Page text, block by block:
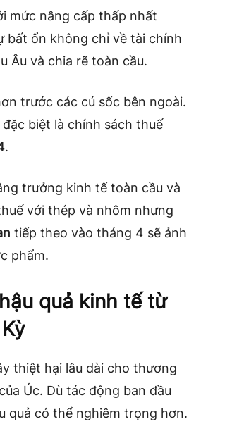
mức nâng cấp thấp nhất
bất ổn không chỉ về tài chính
Âu và chia rẽ toàn cầu.
trước các cú sốc bên ngoài.
biệt là chính sách thuế
.
trưởng kinh tế toàn cầu và
với thép và nhôm nhưng
tiếp theo vào tháng 4 sẽ ảnh
phẩm.
quả kinh tế từ
thiệt hại lâu dài cho thương
Úc. Dù tác động ban đầu
quả có thể nghiêm trọng hơn.